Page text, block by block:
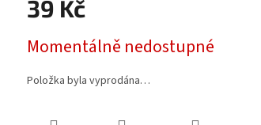
39 Kč
cena:
Momentálně nedostupné
Položka byla vyprodána…